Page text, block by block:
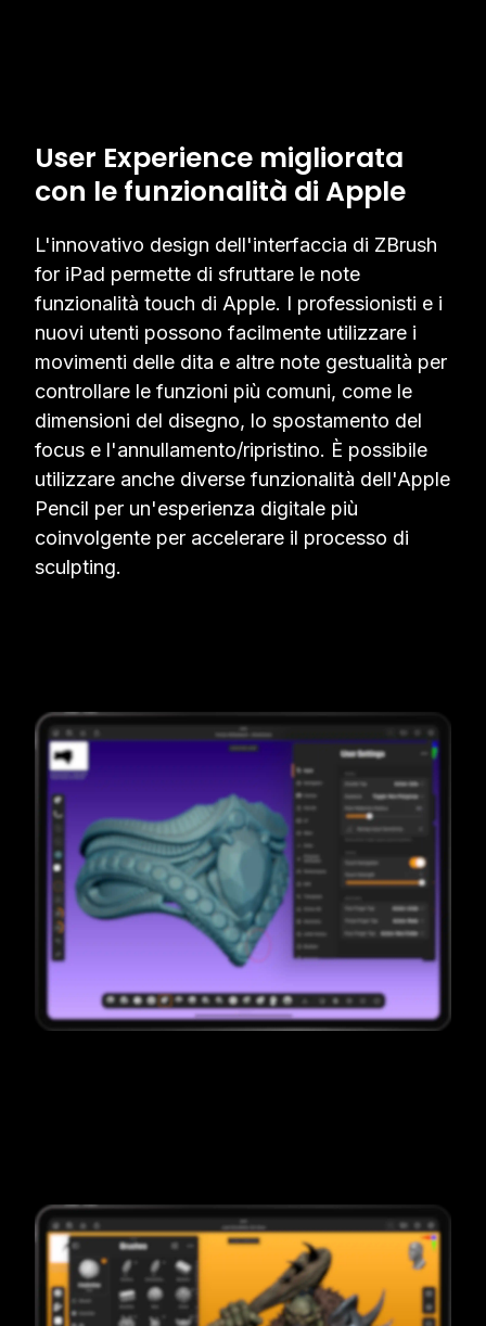
User Experience migliorata
con le funzionalità di Apple
L'innovativo design dell'interfaccia di ZBrush
for iPad permette di sfruttare le note
funzionalità touch di Apple. I professionisti e i
nuovi utenti possono facilmente utilizzare i
movimenti delle dita e altre note gestualità per
controllare le funzioni più comuni, come le
dimensioni del disegno, lo spostamento del
focus e l'annullamento/ripristino. È possibile
utilizzare anche diverse funzionalità dell'Apple
Pencil per un'esperienza digitale più
coinvolgente per accelerare il processo di
sculpting.